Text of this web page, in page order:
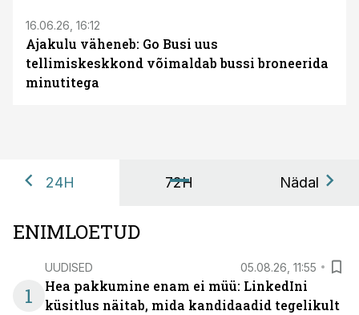
16.06.26, 16:12
Ajakulu väheneb: Go Busi uus
tellimiskeskkond võimaldab bussi broneerida
minutitega
24H 72H Nädal
ENIMLOETUD
1
UUDISED 05.08.26, 11:55
Hea pakkumine enam ei müü: LinkedIni
küsitlus näitab, mida kandidaadid tegelikult